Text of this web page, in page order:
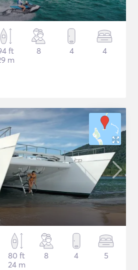
ft
m
8 4 4
80 ft
24 m
8 4 5